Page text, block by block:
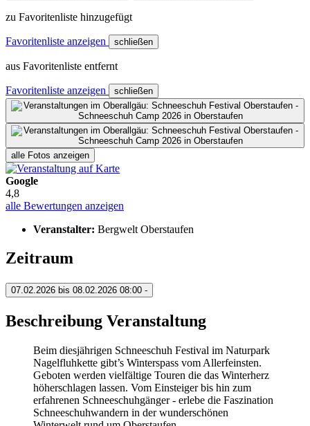
zu Favoritenliste hinzugefügt
Favoritenliste anzeigen schließen
aus Favoritenliste entfernt
Favoritenliste anzeigen schließen
alle Fotos anzeigen
Google
4,8
alle Bewertungen anzeigen
Veranstalter: Bergwelt Oberstaufen
Zeitraum
07.02.2026 bis 08.02.2026 08:00 -
Beschreibung Veranstaltung
Beim diesjährigen Schneeschuh Festival im Naturpark
Nagelfluhkette gibt’s Winterspass vom Allerfeinsten.
Geboten werden vielfältige Touren die das Winterherz
höherschlagen lassen. Vom Einsteiger bis hin zum
erfahrenen Schneeschuhgänger - erlebe die Faszination
Schneeschuhwandern in der wunderschönen